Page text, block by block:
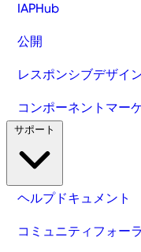
IAPHub
公開
レスポンシブデザイ
コンポーネントマー
ヘルプドキュメント
コミュニティフォー